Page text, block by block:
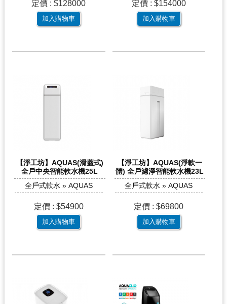
定價 : $128000
加入購物車
定價 : $154000
加入購物車
【淨工坊】AQUAS(滑蓋式)
全戶中央智能軟水機25L
全戶式軟水 » AQUAS
定價 : $54900
加入購物車
【淨工坊】AQUAS(淨軟一
體) 全戶濾淨智能軟水機23L
全戶式軟水 » AQUAS
定價 : $69800
加入購物車